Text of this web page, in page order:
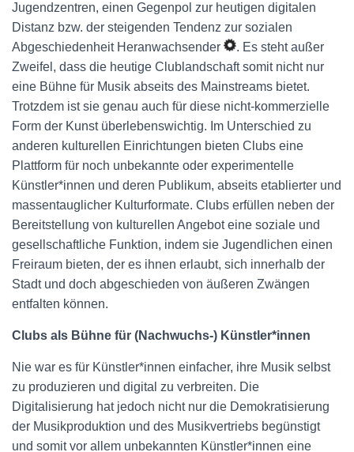
Jugendzentren, einen Gegenpol zur heutigen digitalen
Distanz bzw. der steigenden Tendenz zur sozialen
Abgeschiedenheit Heranwachsender
. Es steht außer
Zweifel, dass die heutige Clublandschaft somit nicht nur
eine Bühne für Musik abseits des Mainstreams bietet.
Trotzdem ist sie genau auch für diese nicht-kommerzielle
Form der Kunst überlebenswichtig. Im Unterschied zu
anderen kulturellen Einrichtungen bieten Clubs eine
Plattform für noch unbekannte oder experimentelle
Künstler*innen und deren Publikum, abseits etablierter und
massentauglicher Kulturformate. Clubs erfüllen neben der
Bereitstellung von kulturellen Angebot eine soziale und
gesellschaftliche Funktion, indem sie Jugendlichen einen
Freiraum bieten, der es ihnen erlaubt, sich innerhalb der
Stadt und doch abgeschieden von äußeren Zwängen
entfalten können.
Clubs als Bühne für (Nachwuchs-) Künstler*innen
Nie war es für Künstler*innen einfacher, ihre Musik selbst
zu produzieren und digital zu verbreiten. Die
Digitalisierung hat jedoch nicht nur die Demokratisierung
der Musikproduktion und des Musikvertriebs begünstigt
und somit vor allem unbekannten Künstler*innen eine